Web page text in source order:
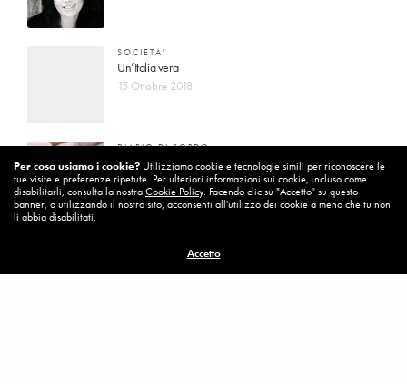
SOCIETA'
Un’Italia vera
15 Ottobre 2018
DIARIO DI BORDO
La vita vince sempre
8 Ottobre 2018
Per cambiare ci vuole coraggio
8 Ottobre 2018
Per cosa usiamo i cookie? Utilizziamo cookie e tecnologie simili per riconoscere le
tue visite e preferenze ripetute. Per ulteriori informazioni sui cookie, incluso come
disabilitarli, consulta la nostraCookie Policy. Facendo clic su "Accetto" su questo
banner, o utilizzando il nostro sito, acconsenti all'utilizzo dei cookie a meno che tu non
li abbia disabilitati.
Accetto